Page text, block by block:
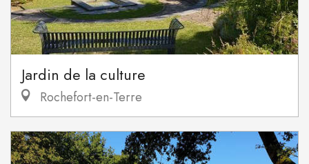
Jardin de la culture
Rochefort-en-Terre